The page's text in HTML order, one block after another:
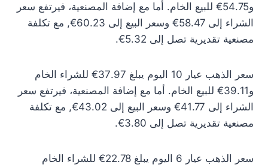
و54.75€ للبيع الخام. أما مع إضافة المصنعية، فيرتفع سعر
الشراء إلى 58.47€ وسعر البيع إلى 60.23€, مع تكلفة
مصنعية تقديرية تصل إلى 5.32€.
سعر الذهب عيار 10 اليوم يبلغ 37.97€ للشراء الخام
و39.11€ للبيع الخام. أما مع إضافة المصنعية، فيرتفع سعر
الشراء إلى 41.77€ وسعر البيع إلى 43.02€, مع تكلفة
مصنعية تقديرية تصل إلى 3.80€.
سعر الذهب عيار 6 اليوم يبلغ 22.78€ للشراء الخام